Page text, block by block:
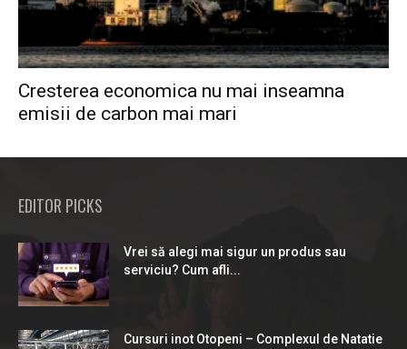
Cresterea economica nu mai inseamna
emisii de carbon mai mari
EDITOR PICKS
Vrei să alegi mai sigur un produs sau
serviciu? Cum afli...
Cursuri inot Otopeni – Complexul de Natatie